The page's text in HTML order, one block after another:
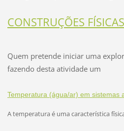
CONSTRUÇÕES
Quem pretende iniciar uma
fazendo desta atividade um
Temperatura (água/ar) em sistemas
A temperatura é uma característica